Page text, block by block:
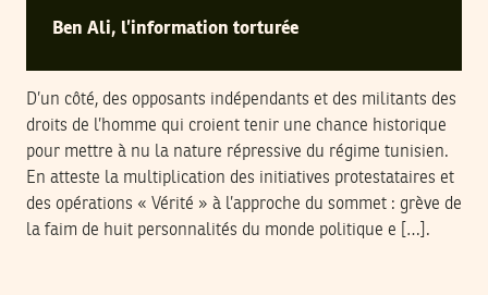
Ben Ali, l’information torturée
D’un côté, des opposants indépendants et des militants des
droits de l’homme qui croient tenir une chance historique
pour mettre à nu la nature répressive du régime tunisien.
En atteste la multiplication des initiatives protestataires et
des opérations « Vérité » à l’approche du sommet : grève de
la faim de huit personnalités du monde politique e […].